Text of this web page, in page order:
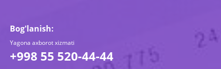
Bog'lanish:
Yagona axborot xizmati
+998 55 520-44-44